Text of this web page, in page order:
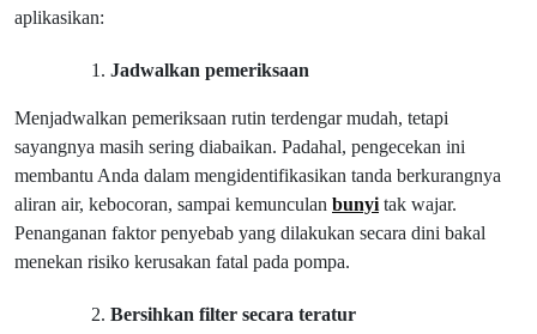
aplikasikan:
Jadwalkan pemeriksaan
Menjadwalkan pemeriksaan rutin terdengar mudah, tetapi
sayangnya masih sering diabaikan. Padahal, pengecekan ini
membantu Anda dalam mengidentifikasikan tanda berkurangnya
aliran air, kebocoran, sampai kemunculan bunyi tak wajar.
Penanganan faktor penyebab yang dilakukan secara dini bakal
menekan risiko kerusakan fatal pada pompa.
Bersihkan filter secara teratur